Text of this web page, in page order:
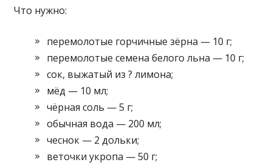
Что нужно:
перемолотые горчичные зёрна — 10 г;
перемолотые семена белого льна — 10 г;
сок, выжатый из ? лимона;
мёд — 10 мл;
чёрная соль — 5 г;
обычная вода — 200 мл;
чеснок — 2 дольки;
веточки укропа — 50 г;